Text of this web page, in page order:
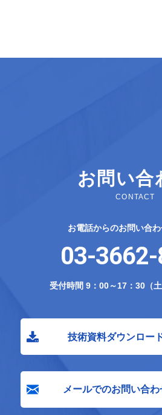
お問い合
CONTACT
お電話からのお問い合
03-
受付時間 9：00～17：30（土
技術資料ダウンロー
メールでのお問い合